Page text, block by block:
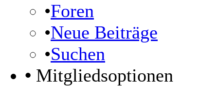
•Foren
•Neue Beiträge
•Suchen
• Mitgliedsoptionen